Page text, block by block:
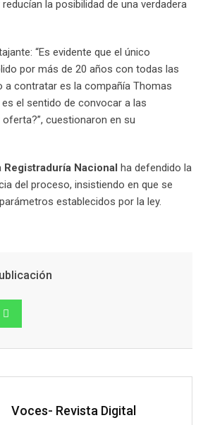
la posibilidad de una verdadera
“Es evidente que el único
por más de 20 años con todas las
a contratar es la compañía Thomas
el sentido de convocar a las
cuestionaron en su
Registraduría Nacional ha defendido la
del proceso, insistiendo en que se
establecidos por la ley.
Voces- Revista Digital